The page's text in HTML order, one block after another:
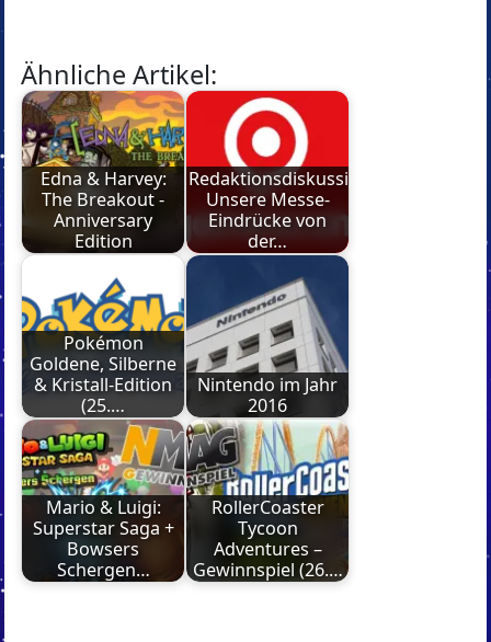
Ähnliche Artikel:
Edna & Harvey:
The Breakout -
Anniversary
Edition
Redaktionsdiskussion:
Unsere Messe-
Eindrücke von
der…
Pokémon
Goldene, Silberne
& Kristall-Edition
(25.…
Nintendo im Jahr
2016
Mario & Luigi:
Superstar Saga +
Bowsers
Schergen…
RollerCoaster
Tycoon
Adventures –
Gewinnspiel (26.…